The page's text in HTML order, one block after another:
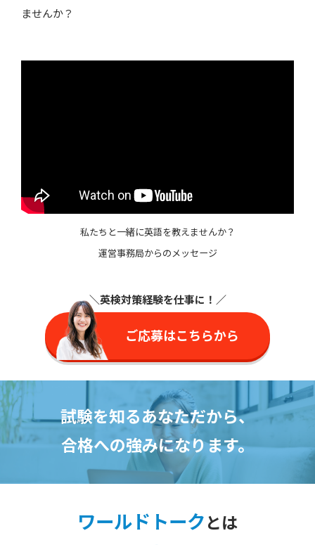
ませんか？
私たちと一緒に英語を教えませんか？
運営事務局からのメッセージ
＼英検対策経験を仕事に ！／
ご応募はこちらから
試験を知るあなただから、
合格への強みになります。
ワールドトークとは